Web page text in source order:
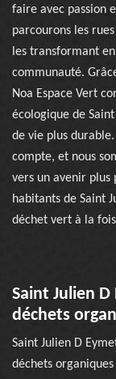
faire avec passion
parcourons les
les transformant
communauté.
Noa Espace Vert
écologique de
de vie plus
compte, et nous
vers un avenir plus
habitants de Saint
déchet vert à la
Saint Julien
déchets
Saint Julien D
déchets